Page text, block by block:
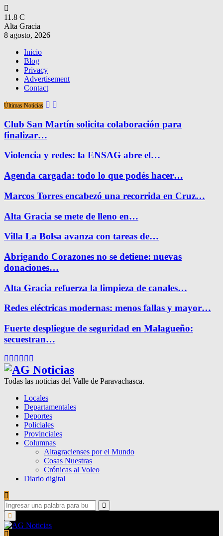
11.8 C
Alta Gracia
8 agosto, 2026
Inicio
Blog
Privacy
Advertisement
Contact
Últimas Noticias
Club San Martín solicita colaboración para
finalizar…
Violencia y redes: la ENSAG abre el…
Agenda cargada: todo lo que podés hacer…
Marcos Torres encabezó una recorrida en Cruz…
Alta Gracia se mete de lleno en…
Villa La Bolsa avanza con tareas de…
Abrigando Corazones no se detiene: nuevas
donaciones…
Alta Gracia refuerza la limpieza de canales…
Redes eléctricas modernas: menos fallas y mayor…
Fuerte despliegue de seguridad en Malagueño:
secuestran…
Facebook
Twitter
Instagram
Pinterest
Google
Todas las noticias del Valle de Paravachasca.
Locales
Departamentales
Deportes
Policiales
Provinciales
Columnas
Altagracienses por el Mundo
Cosas Nuestras
Crónicas al Voleo
Diario digital
Search
for:
Search
Primary
Menu